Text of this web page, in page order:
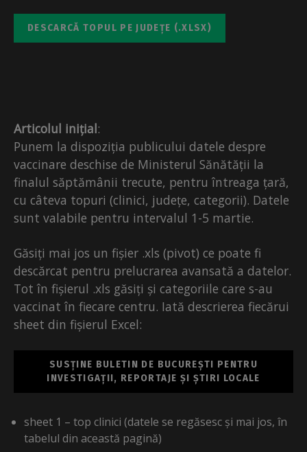
DESCARCĂ TOPUL PE JUDEȚE (.XLSX)
Articolul inițial:
Punem la dispoziția publicului datele despre
vaccinare deschise de Ministerul Sănătății la
finalul săptămânii trecute, pentru întreaga țară,
cu câteva topuri (clinici, județe, categorii). Datele
sunt valabile pentru intervalul 1-5 martie.
Găsiți mai jos un fișier .xls (pivot) ce poate fi
descărcat pentru prelucrarea avansată a datelor.
Tot în fișierul .xls găsiți și categoriile care s-au
vaccinat în fiecare centru. Iată descrierea fiecărui
sheet din fișierul Excel:
SUSȚINE BULETIN DE BUCUREȘTI PENTRU
INVESTIGAȚII, REPORTAJE ȘI ȘTIRI LOCALE
sheet 1 – top clinici (datele se regăsesc și mai jos, în
tabelul din această pagină)